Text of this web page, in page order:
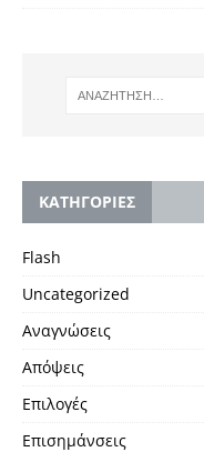
KΑΤΗΓΟΡΙΕΣ
Flash
Uncategorized
Αναγνώσεις
Απόψεις
Επιλογές
Επισημάνσεις